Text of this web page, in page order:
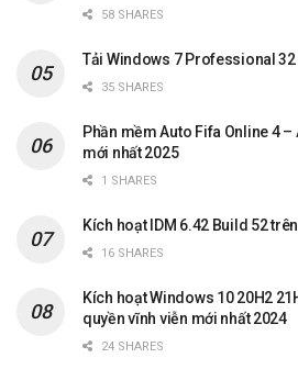
58 SHARES
Tải Windows 7 Professional 32
35 SHARES
Phần mềm Auto Fifa Online 4 –
mới nhất 2025
1 SHARES
Kích hoạt IDM 6.42 Build 52
16 SHARES
Kích hoạt Windows 10 20H2
quyền vĩnh viễn mới nhất 2024
24 SHARES